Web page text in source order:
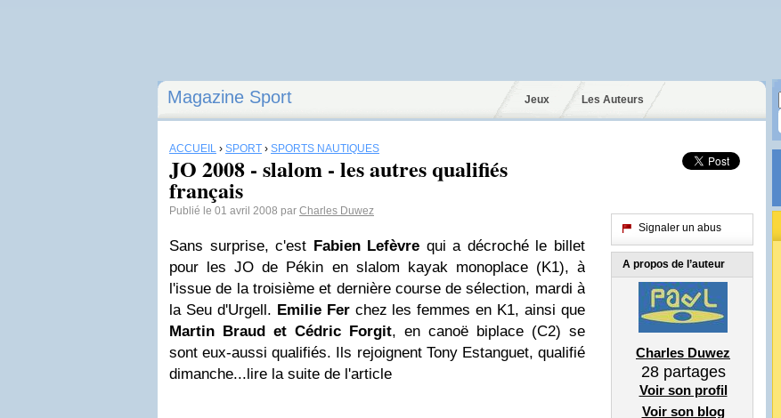
Magazine Sport Jeux Les Auteurs
ACCUEIL › SPORT › SPORTS NAUTIQUES
JO 2008 - slalom - les autres qualifiés
français
Publié le 01 avril 2008 par Charles Duwez
Sans surprise, c'est Fabien Lefèvre qui a décroché le billet
pour les JO de Pékin en slalom kayak monoplace (K1), à
l'issue de la troisième et dernière course de sélection, mardi à
la Seu d'Urgell. Emilie Ferchez les femmes en K1, ainsi que
Martin Braud et Cédric Forgit, en canoë biplace (C2) se
sont eux-aussi qualifiés. Ils rejoignent Tony Estanguet, qualifié
dimanche...lire la suite de l'article
Signaler un abus
A propos de l’auteur
Charles Duwez
28partages
Voir son profil
Voir son blog